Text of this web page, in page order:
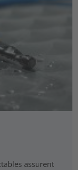
assurent